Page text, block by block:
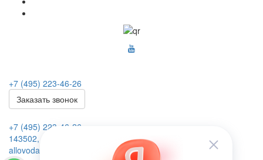
+7 (495) 223-46-26
Заказать звонок
+7 (495) 223-46-26
143502, Московская обл., г. Истра, ул. Панфилова, д.2.
allovoda@mail.ru